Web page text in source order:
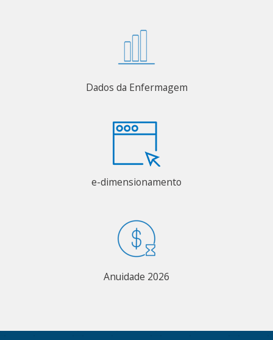
Dados da Enfermagem
e-dimensionamento
Anuidade 2026